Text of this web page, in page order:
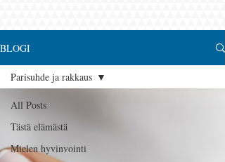
BLOGI
All Posts
Tästä elämästä
Mielen hyvinvointi
Parisuhde ja rakkaus